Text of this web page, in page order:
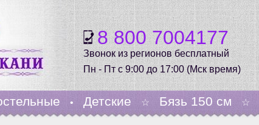
8 800 7004177
Звонок из регионов бесплатный
Пн - Пт с 9:00 до 17:00 (Мск время)
• Детские ☆ Бязь 150 см ☆